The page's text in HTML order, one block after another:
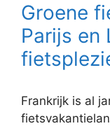
Groene
Parijs en
Frankrijk is al